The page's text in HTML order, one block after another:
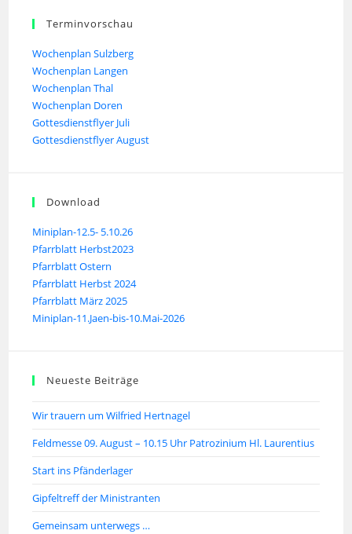
Terminvorschau
Wochenplan Sulzberg
Wochenplan Langen
Wochenplan Thal
Wochenplan Doren
Gottesdienstflyer Juli
Gottesdienstflyer August
Download
Miniplan-12.5- 5.10.26
Pfarrblatt Herbst2023
Pfarrblatt Ostern
Pfarrblatt Herbst 2024
Pfarrblatt März 2025
Miniplan-11.Jaen-bis-10.Mai-2026
Neueste Beiträge
Wir trauern um Wilfried Hertnagel
Feldmesse 09. August – 10.15 Uhr Patrozinium Hl. Laurentius
Start ins Pfänderlager
Gipfeltreff der Ministranten
Gemeinsam unterwegs …